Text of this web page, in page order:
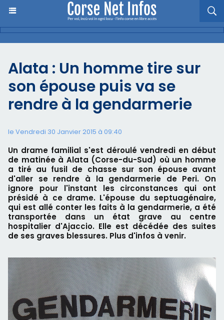
Alata : Un homme tire sur
son épouse puis va se
rendre à la gendarmerie
le Vendredi 30 Janvier 2015 à 09:40
Un drame familial s'est déroulé vendredi en début
de matinée à Alata (Corse-du-Sud) où un homme
a tiré au fusil de chasse sur son épouse avant
d'aller se rendre à la gendarmerie de Peri. On
ignore pour l'instant les circonstances qui ont
présidé à ce drame. L'épouse du septuagénaire,
qui est allé conter les faits à la gendarmerie, a été
transportée dans un état grave au centre
hospitalier d'Ajaccio. Elle est décédée des suites
de ses graves blessures. Plus d'infos à venir.